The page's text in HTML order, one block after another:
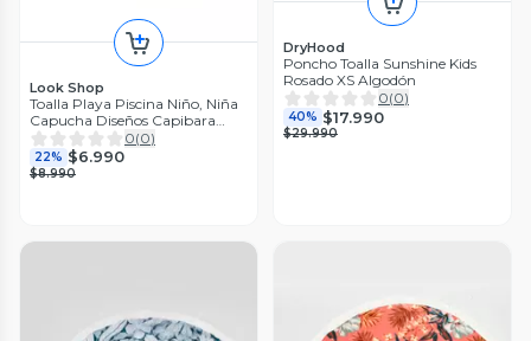
Look Shop
Toalla Playa Piscina Niño, Niña
Capucha Diseños Capibara
Manzana Roja0(0)
22% $6.990
$8.990
DryHood
Poncho Toalla Sunshine Kids
Rosado XS Algodón
0(0)
40% $17.990
$29.990